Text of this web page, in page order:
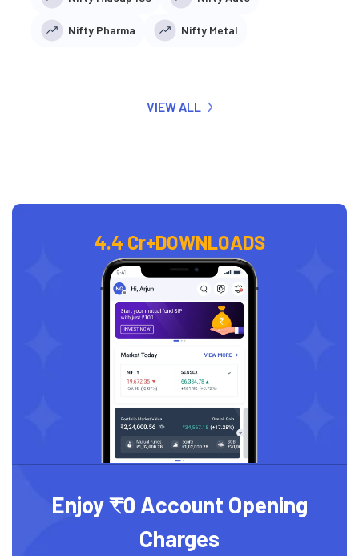
Nifty Pharma Nifty Metal
VIEW ALL
4.4 Cr+DOWNLOADS
Enjoy ₹0 Account Opening
Charges